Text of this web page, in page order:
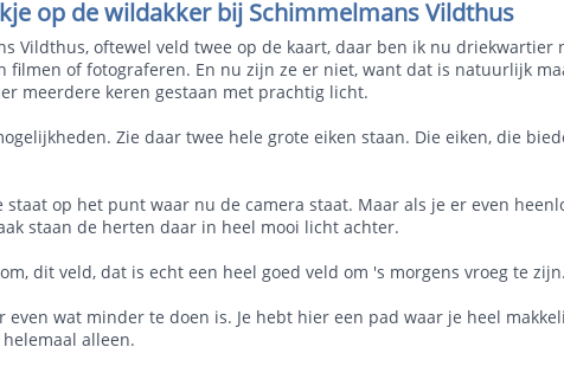
op de wildakker bij Schimmelmans Vildthus
Vildthus, oftewel veld twee op de kaart, daar ben ik nu
of fotograferen. En nu zijn ze er niet, want dat is natuurlijk
meerdere keren gestaan met prachtig licht.
Zie daar twee hele grote eiken staan. Die eiken, die
staat op het punt waar nu de camera staat. Maar als je er even
staan de herten daar in heel mooi licht achter.
dit veld, dat is echt een heel goed veld om 's morgens vroeg te
wat minder te doen is. Je hebt hier een pad waar je heel
alleen.